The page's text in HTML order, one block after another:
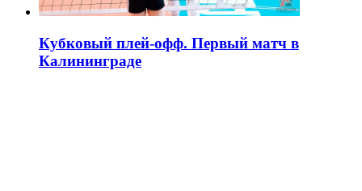
Кубковый плей-офф. Первый матч в
Калининграде